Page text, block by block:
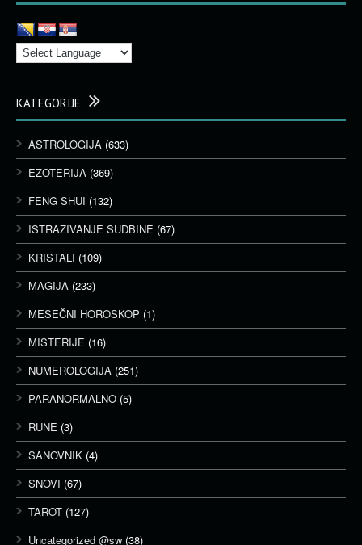
KATEGORIJE
ASTROLOGIJA (633)
EZOTERIJA (369)
FENG SHUI (132)
ISTRAŽIVANJE SUDBINE (67)
KRISTALI (109)
MAGIJA (233)
MESEČNI HOROSKOP (1)
MISTERIJE (16)
NUMEROLOGIJA (251)
PARANORMALNO (5)
RUNE (3)
SANOVNIK (4)
SNOVI (67)
TAROT (127)
Uncategorized @sw (38)